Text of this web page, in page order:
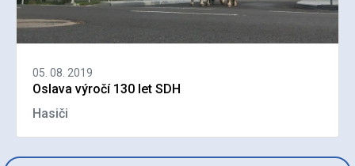
05. 08. 2019
Oslava výročí 130 let SDH
Hasiči